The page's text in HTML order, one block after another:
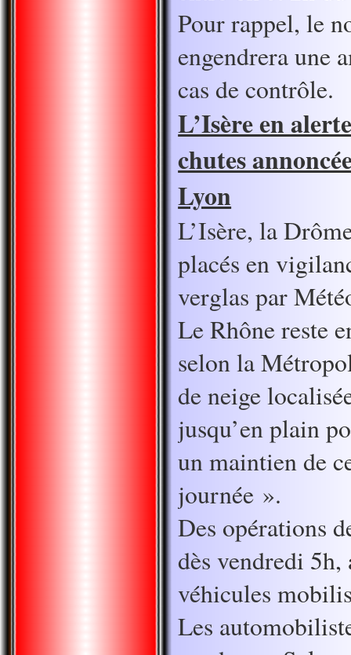
Pour rappel, le
engendrera une
cas de contrôle.
L’Isère en
chutes
Lyon
L’Isère, la
placés en
verglas par
Le Rhône reste
selon la
de neige
jusqu’en plain
un maintien de
journée ».
Des opérations
dès vendredi 5h,
véhicules
Les